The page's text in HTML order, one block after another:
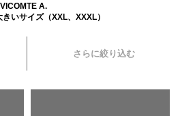
A.
いサイズ（XXL、XXXL）
さらに絞り込む